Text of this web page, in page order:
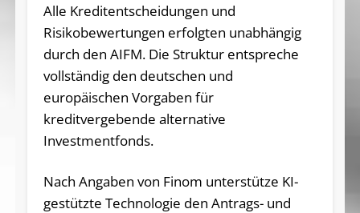
Alle Kreditentscheidungen und
Risikobewertungen erfolgten unabhängig
durch den AIFM. Die Struktur entspreche
vollständig den deutschen und
europäischen Vorgaben für
kreditvergebende alternative
Investmentfonds.
Nach Angaben von Finom unterstütze KI-
gestützte Technologie den Antrags- und